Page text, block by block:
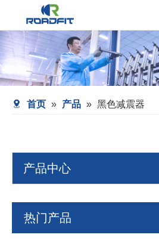
首页 » 产品 » 黑色减震器
产品中心
热门产品